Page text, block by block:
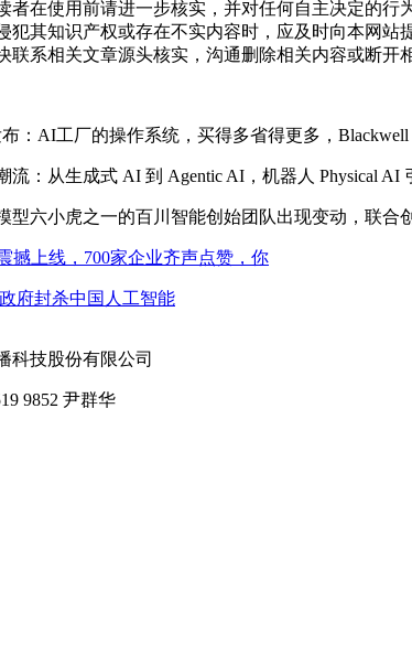
者在使用前请进一步核实，并对任何自主决定的
犯其知识产权或存在不实内容时，应及时向本网
联系相关文章源头核实，沟通删除相关内容或断开
AI工厂的操作系统，买得多省得更多，Blackwell
：从生成式 AI 到 Agentic AI，机器人 Physical AI
小虎之一的百川智能创始团队出现变动，联合
撼上线，700家企业齐声点赞，你
府封杀中国人工智能
9852 尹群华